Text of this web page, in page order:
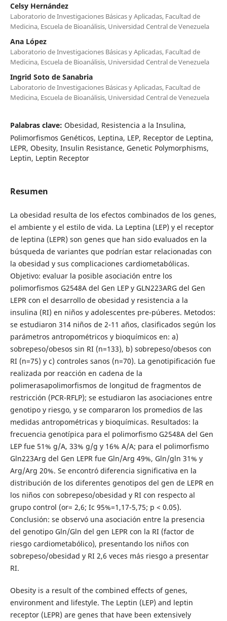
Celsy Hernández
Laboratorio de Investigaciones Básicas y Aplicadas, Facultad de
Medicina, Escuela de Bioanálisis, Universidad Central de Venezuela
Ana López
Laboratorio de Investigaciones Básicas y Aplicadas, Facultad de
Medicina, Escuela de Bioanálisis, Universidad Central de Venezuela
Ingrid Soto de Sanabria
Laboratorio de Investigaciones Básicas y Aplicadas, Facultad de
Medicina, Escuela de Bioanálisis, Universidad Central de Venezuela
Palabras clave: Obesidad, Resistencia a la Insulina,
Polimorfismos Genéticos, Leptina, LEP, Receptor de Leptina,
LEPR, Obesity, Insulin Resistance, Genetic Polymorphisms,
Leptin, Leptin Receptor
Resumen
La obesidad resulta de los efectos combinados de los genes,
el ambiente y el estilo de vida. La Leptina (LEP) y el receptor
de leptina (LEPR) son genes que han sido evaluados en la
búsqueda de variantes que podrían estar relacionadas con
la obesidad y sus complicaciones cardiometabólicas.
Objetivo: evaluar la posible asociación entre los
polimorfismos G2548A del Gen LEP y GLN223ARG del Gen
LEPR con el desarrollo de obesidad y resistencia a la
insulina (RI) en niños y adolescentes pre-púberes. Metodos:
se estudiaron 314 niños de 2-11 años, clasificados según los
parámetros antropométricos y bioquímicos en: a)
sobrepeso/obesos sin RI (n=133), b) sobrepeso/obesos con
RI (n=75) y c) controles sanos (n=70). La genotipificación fue
realizada por reacción en cadena de la
polimerasapolimorfismos de longitud de fragmentos de
restricción (PCR-RFLP); se estudiaron las asociaciones entre
genotipo y riesgo, y se compararon los promedios de las
medidas antropométricas y bioquímicas. Resultados: la
frecuencia genotípica para el polimorfismo G2548A del Gen
LEP fue 51% g/A, 33% g/g y 16% A/A; para el polimorfismo
Gln223Arg del Gen LEPR fue Gln/Arg 49%, Gln/gln 31% y
Arg/Arg 20%. Se encontró diferencia significativa en la
distribución de los diferentes genotipos del gen de LEPR en
los niños con sobrepeso/obesidad y RI con respecto al
grupo control (or= 2,6; Ic 95%=1,17-5,75; p < 0.05).
Conclusión: se observó una asociación entre la presencia
del genotipo Gln/Gln del gen LEPR con la RI (factor de
riesgo cardiometabólico), presentando los niños con
sobrepeso/obesidad y RI 2,6 veces más riesgo a presentar
RI.
Obesity is a result of the combined effects of genes,
environment and lifestyle. The Leptin (LEP) and leptin
receptor (LEPR) are genes that have been extensively